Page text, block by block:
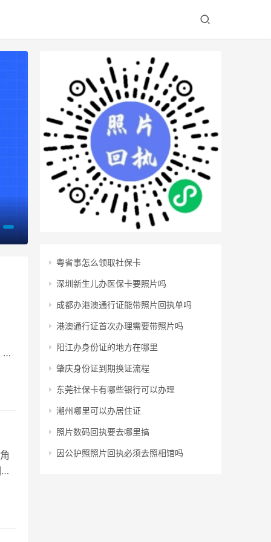
相片回执号怎么弄？
粤省事怎么领取社保卡
深圳新生儿办医保卡要照片吗
成都办港澳通行证能带照片回执单吗
港澳通行证首次办理需要带照片吗
阳江办身份证的地方在哪里
肇庆身份证到期换证流程
东莞社保卡有哪些银行可以办理
潮州哪里可以办居住证
照片数码回执要去哪里搞
因公护照照片回执必须去照相馆吗